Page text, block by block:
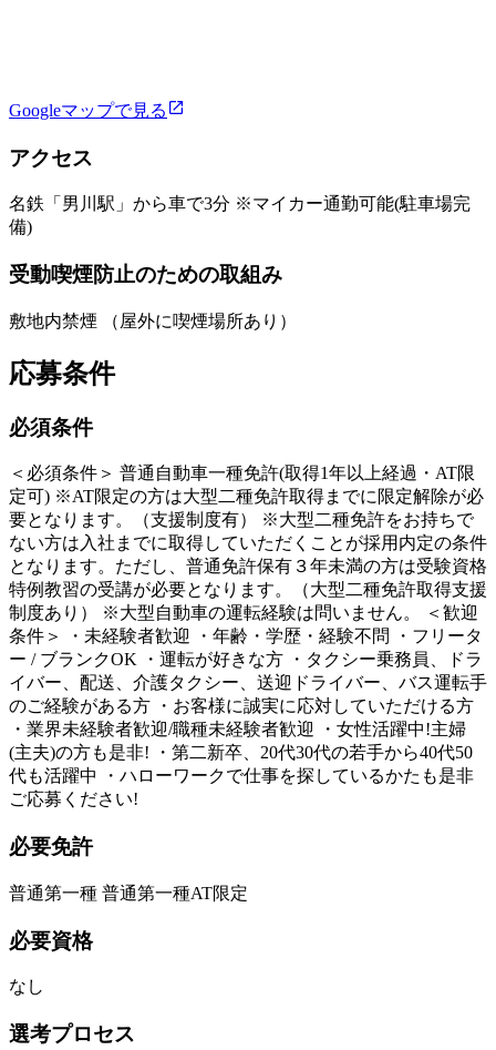
Googleマップで見る
アクセス
名鉄「男川駅」から車で3分 ※マイカー通勤可能(駐車場完
備)
受動喫煙防止のための取組み
敷地内禁煙 （屋外に喫煙場所あり）
応募条件
必須条件
＜必須条件＞ 普通自動車一種免許(取得1年以上経過・AT限
定可) ※AT限定の方は大型二種免許取得までに限定解除が必
要となります。（支援制度有） ※大型二種免許をお持ちで
ない方は入社までに取得していただくことが採用内定の条件
となります。ただし、普通免許保有３年未満の方は受験資格
特例教習の受講が必要となります。（大型二種免許取得支援
制度あり） ※大型自動車の運転経験は問いません。 ＜歓迎
条件＞ ・未経験者歓迎 ・年齢・学歴・経験不問 ・フリータ
ー / ブランクOK ・運転が好きな方 ・タクシー乗務員、ドラ
イバー、配送、介護タクシー、送迎ドライバー、バス運転手
のご経験がある方 ・お客様に誠実に応対していただける方
・業界未経験者歓迎/職種未経験者歓迎 ・女性活躍中!主婦
(主夫)の方も是非! ・第二新卒、20代30代の若手から40代50
代も活躍中 ・ハローワークで仕事を探しているかたも是非
ご応募ください!
必要免許
普通第一種 普通第一種AT限定
必要資格
なし
選考プロセス